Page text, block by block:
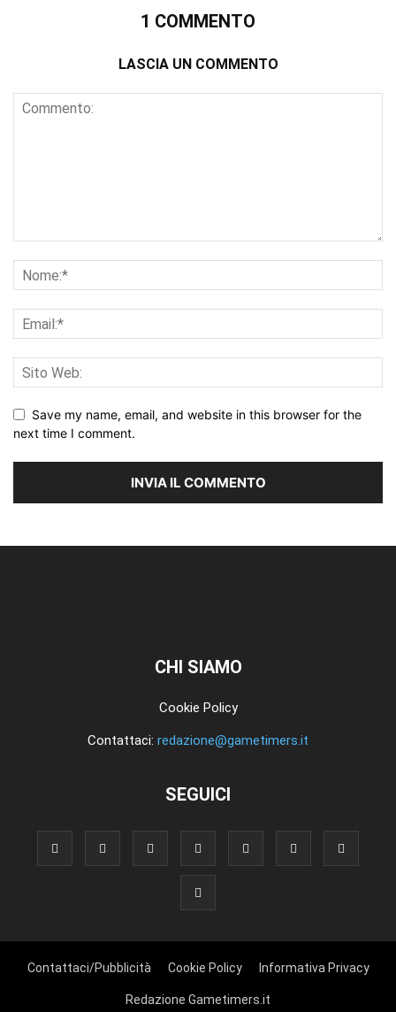
1 COMMENTO
LASCIA UN COMMENTO
Save my name, email, and website in this browser for the
next time I comment.
CHI SIAMO
Cookie Policy
Contattaci: redazione@gametimers.it
SEGUICI
Contattaci/Pubblicità Cookie Policy Informativa Privacy
Redazione Gametimers.it